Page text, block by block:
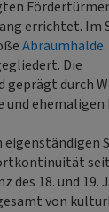
errichtet. Im
Abraumhalde
Die
geprägt durch
ehemaligen
eigenständigen
seit
des 18. und 19.
von